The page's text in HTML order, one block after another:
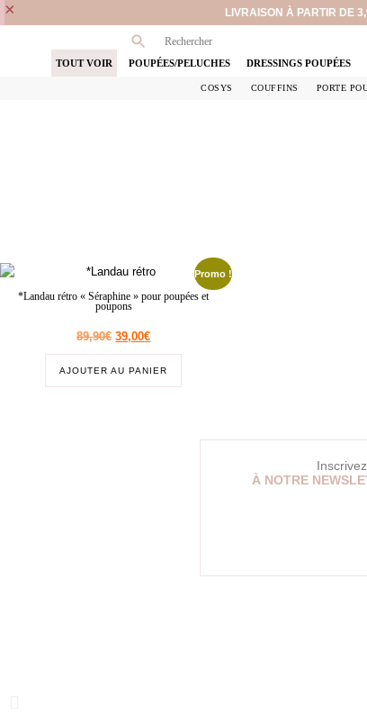
LIVRAISON À PARTIR DE
×
TOUT VOIR
POUPÉES/PELUCHES DRESSINGS POUPÉES
COSYS COUFFINS PORTE
Promo !
*Landau rétro « Séraphine » pour poupées et
poupons
89,90€ 39,00€
AJOUTER AU PANIER
À NOTRE